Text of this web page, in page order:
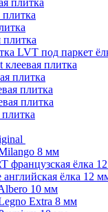
плитка
плитка
LVT под паркет
плитка
плитка
плитка
плитка
8 мм
французская ёлка
ёлка 12
10 мм
Extra 8 мм